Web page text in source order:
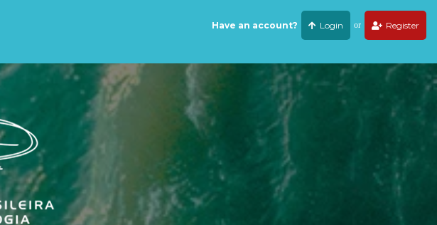
Have an account? Login or Register